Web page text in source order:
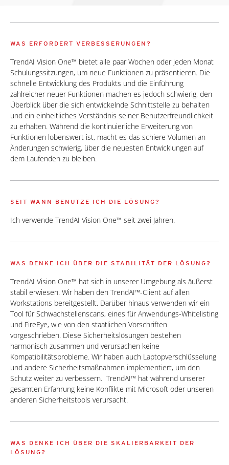
WAS ERFORDERT VERBESSERUNGEN?
TrendAI Vision One™ bietet alle paar Wochen oder jeden Monat
Schulungssitzungen, um neue Funktionen zu präsentieren. Die
schnelle Entwicklung des Produkts und die Einführung
zahlreicher neuer Funktionen machen es jedoch schwierig, den
Überblick über die sich entwickelnde Schnittstelle zu behalten
und ein einheitliches Verständnis seiner Benutzerfreundlichkeit
zu erhalten. Während die kontinuierliche Erweiterung von
Funktionen lobenswert ist, macht es das schiere Volumen an
Änderungen schwierig, über die neuesten Entwicklungen auf
dem Laufenden zu bleiben.
SEIT WANN BENUTZE ICH DIE LÖSUNG?
Ich verwende TrendAI Vision One™ seit zwei Jahren.
WAS DENKE ICH ÜBER DIE STABILITÄT DER LÖSUNG?
TrendAI Vision One™ hat sich in unserer Umgebung als äußerst
stabil erwiesen. Wir haben den TrendAI™-Client auf allen
Workstations bereitgestellt. Darüber hinaus verwenden wir ein
Tool für Schwachstellenscans, eines für Anwendungs-Whitelisting
und FireEye, wie von den staatlichen Vorschriften
vorgeschrieben. Diese Sicherheitslösungen bestehen
harmonisch zusammen und verursachen keine
Kompatibilitätsprobleme. Wir haben auch Laptopverschlüsselung
und andere Sicherheitsmaßnahmen implementiert, um den
Schutz weiter zu verbessern. TrendAI™ hat während unserer
gesamten Erfahrung keine Konflikte mit Microsoft oder unseren
anderen Sicherheitstools verursacht.
WAS DENKE ICH ÜBER DIE SKALIERBARKEIT DER
LÖSUNG?